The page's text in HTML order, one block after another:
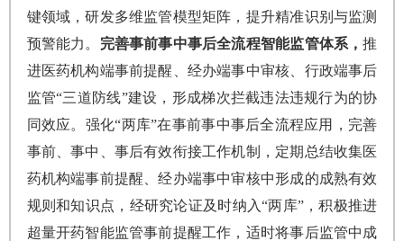
键领域，研发多维监管模型矩阵，提升精准识别与监测
预警能力。 完善事前事中事后全流程智能监管体系，推
进医药机构端事前提醒、经办端事中审核、行政端事后
监管“三道防线”建设，形成梯次拦截违法违规行为的协
同效应。强化“两库”在事前事中事后全流程应用，完善
事前、事中、事后有效衔接工作机制，定期总结收集医
药机构端事前提醒、经办端事中审核中形成的成熟有效
规则和知识点，经研究论证及时纳入“两库”，积极推进
超量开药智能监管事前提醒工作，适时将事后监管中成